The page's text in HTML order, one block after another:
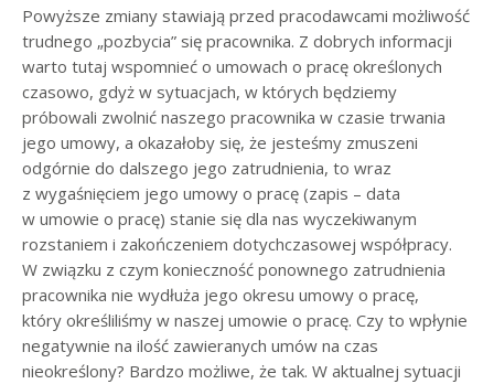
Powyższe zmiany stawiają przed pracodawcami możliwość
trudnego „pozbycia” się pracownika. Z dobrych informacji
warto tutaj wspomnieć o umowach o pracę określonych
czasowo, gdyż w sytuacjach, w których będziemy
próbowali zwolnić naszego pracownika w czasie trwania
jego umowy, a okazałoby się, że jesteśmy zmuszeni
odgórnie do dalszego jego zatrudnienia, to wraz
z wygaśnięciem jego umowy o pracę (zapis – data
w umowie o pracę) stanie się dla nas wyczekiwanym
rozstaniem i zakończeniem dotychczasowej współpracy.
W związku z czym konieczność ponownego zatrudnienia
pracownika nie wydłuża jego okresu umowy o pracę,
który określiliśmy w naszej umowie o pracę. Czy to wpłynie
negatywnie na ilość zawieranych umów na czas
nieokreślony? Bardzo możliwe, że tak. W aktualnej sytuacji